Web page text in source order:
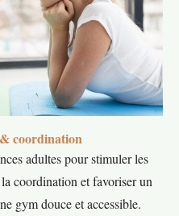
coordination
adultes pour stimuler les
coordination et favoriser un
gym douce et accessible.